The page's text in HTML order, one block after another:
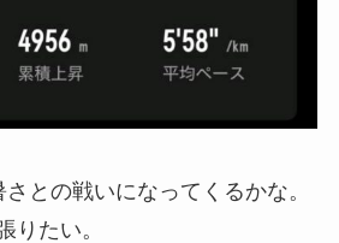
との戦いになってくるかな。
りたい。